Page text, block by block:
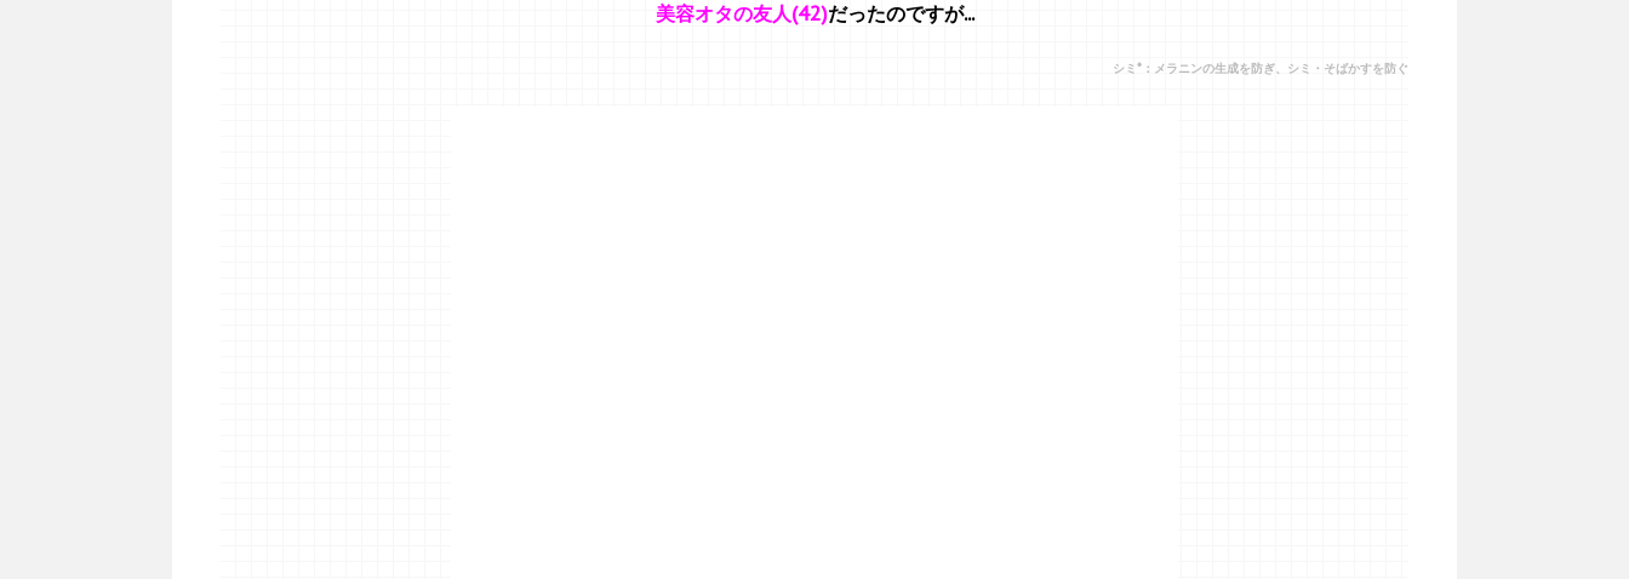
美容オタの友人(42)だったのですが...
シミ*：メラニンの生成を防ぎ、シミ・そばかすを防ぐ